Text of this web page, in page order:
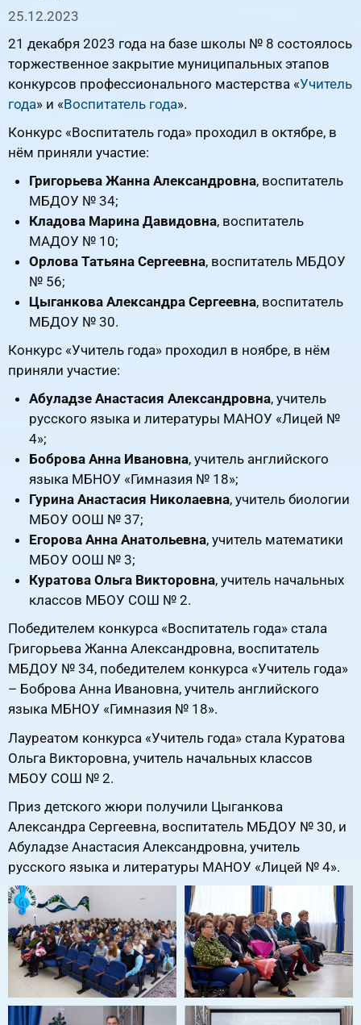
25.12.2023
21 декабря 2023 года на базе школы № 8 состоялось
торжественное закрытие муниципальных этапов
конкурсов профессионального мастерства «Учитель
года» и «Воспитатель года».
Конкурс «Воспитатель года» проходил в октябре, в
нём приняли участие:
Григорьева Жанна Александровна, воспитатель
МБДОУ № 34;
Кладова Марина Давидовна, воспитатель
МАДОУ № 10;
Орлова Татьяна Сергеевна, воспитатель МБДОУ
№ 56;
Цыганкова Александра Сергеевна, воспитатель
МБДОУ № 30.
Конкурс «Учитель года» проходил в ноябре, в нём
приняли участие:
Абуладзе Анастасия Александровна, учитель
русского языка и литературы МАНОУ «Лицей №
4»;
Боброва Анна Ивановна, учитель английского
языка МБНОУ «Гимназия № 18»;
Гурина Анастасия Николаевна, учитель биологии
МБОУ ООШ № 37;
Егорова Анна Анатольевна, учитель математики
МБОУ ООШ № 3;
Куратова Ольга Викторовна, учитель начальных
классов МБОУ СОШ № 2.
Победителем конкурса «Воспитатель года» стала
Григорьева Жанна Александровна, воспитатель
МБДОУ № 34, победителем конкурса «Учитель года»
– Боброва Анна Ивановна, учитель английского
языка МБНОУ «Гимназия № 18».
Лауреатом конкурса «Учитель года» стала Куратова
Ольга Викторовна, учитель начальных классов
МБОУ СОШ № 2.
Приз детского жюри получили Цыганкова
Александра Сергеевна, воспитатель МБДОУ № 30, и
Абуладзе Анастасия Александровна, учитель
русского языка и литературы МАНОУ «Лицей № 4».